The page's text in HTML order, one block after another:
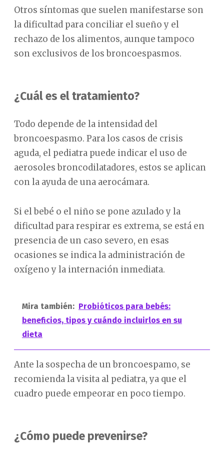
Otros síntomas que suelen manifestarse son
la dificultad para conciliar el sueño y el
rechazo de los alimentos, aunque tampoco
son exclusivos de los broncoespasmos.
¿Cuál es el tratamiento?
Todo depende de la intensidad del
broncoespasmo. Para los casos de crisis
aguda, el pediatra puede indicar el uso de
aerosoles broncodilatadores, estos se aplican
con la ayuda de una aerocámara.
Si el bebé o el niño se pone azulado y la
dificultad para respirar es extrema, se está en
presencia de un caso severo, en esas
ocasiones se indica la administración de
oxígeno y la internación inmediata.
Mira también: Probióticos para bebés:
beneficios, tipos y cuándo incluirlos en su
dieta
Ante la sospecha de un broncoespamo, se
recomienda la visita al pediatra, ya que el
cuadro puede empeorar en poco tiempo.
¿Cómo puede prevenirse?